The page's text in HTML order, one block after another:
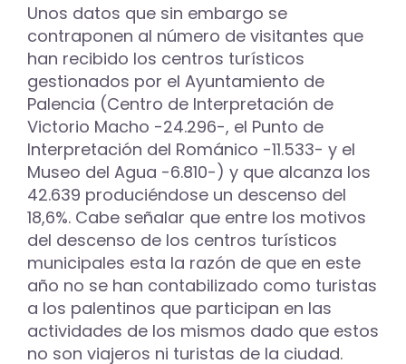
Unos datos que sin embargo se
contraponen al número de visitantes que
han recibido los centros turísticos
gestionados por el Ayuntamiento de
Palencia (Centro de Interpretación de
Victorio Macho -24.296-, el Punto de
Interpretación del Románico -11.533- y el
Museo del Agua -6.810-) y que alcanza los
42.639 produciéndose un descenso del
18,6%. Cabe señalar que entre los motivos
del descenso de los centros turísticos
municipales esta la razón de que en este
año no se han contabilizado como turistas
a los palentinos que participan en las
actividades de los mismos dado que estos
no son viajeros ni turistas de la ciudad.